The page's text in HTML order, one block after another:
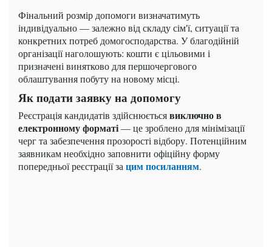
Фінальний розмір допомоги визначатимуть
індивідуально — залежно від складу сім'ї, ситуації та
конкретних потреб домогосподарства. У благодійній
організації наголошують: кошти є цільовими і
призначені винятково для першочергового
облаштування побуту на новому місці.
Як подати заявку на допомогу
Реєстрація кандидатів здійснюєтьсявиключно в
електронному форматі— це зроблено для мінімізації
черг та забезпечення прозорості відбору. Потенційним
заявникам необхідно заповнити офіційну форму
попередньої реєстрації зацим посиланням.